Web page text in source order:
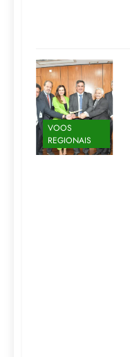
VOOS
REGIONAIS